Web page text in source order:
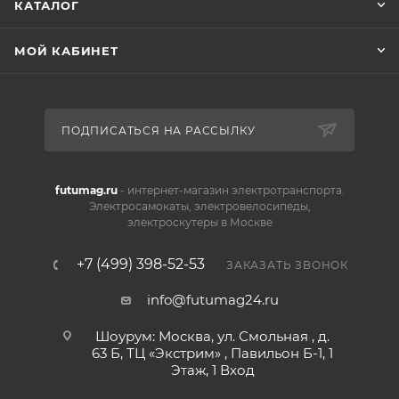
Безопасность:Дополнительные функции
надежные тормоза, делают этот багги идеальным
Экологичность:
Электрический двигатель не только
тихий, но и экологически чистый, не выделяя
вредных веществ в атмосферу.
КАТАЛОГ
МОЙ КАБИНЕТ
ПОДПИСАТЬСЯ НА РАССЫЛКУ
futumag.ru- интернет-магазин электротранспорта.
Электросамокаты, электровелосипеды,
электроскутеры в Москве
+7 (499) 398-52-53 ЗАКАЗАТЬ ЗВОНОК
info@futumag24.ru
Шоурум: Москва, ул. Смольная , д.
63 Б, ТЦ «Экстрим» , Павильон Б-1, 1
Этаж, 1 Вход